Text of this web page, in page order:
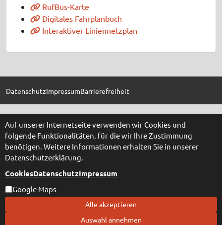
RufBus-Karte
Digitales Fahrplanbuch
Interaktiver Liniennetzplan
DatenschutzImpressumBarrierefreiheit
Auf unserer Internetseite verwenden wir Cookies und
folgende Funktionalitäten, für die wir Ihre Zustimmung
benötigen. Weitere Informationen erhalten Sie in unserer
Datenschutzerklärung.
CookiesDatenschutzImpressum
Google Maps
Alle akzeptieren
Auswahl annehmen